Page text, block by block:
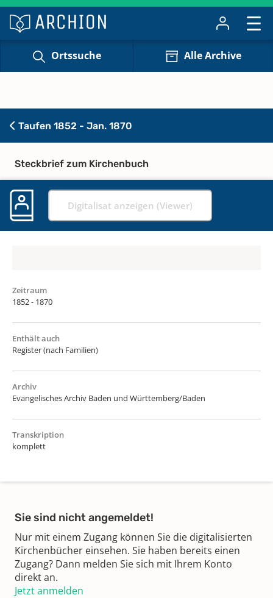
Ortssuche Alle Archive
Taufen 1852 - Jan. 1870
Steckbrief zum Kirchenbuch
Digitalisat anzeigen (Viewer)
Zeitraum
1852 - 1870
Enthält auch
Register (nach Familien)
Archiv
Evangelisches Archiv Baden und Württemberg/Baden
Transkription
komplett
Sie sind nicht angemeldet!
Nur mit einem Zugang können Sie die digitalisierten
Kirchenbücher einsehen. Sie haben bereits einen
Zugang? Dann melden Sie sich mit Ihrem Konto
direkt an.
Jetzt anmelden